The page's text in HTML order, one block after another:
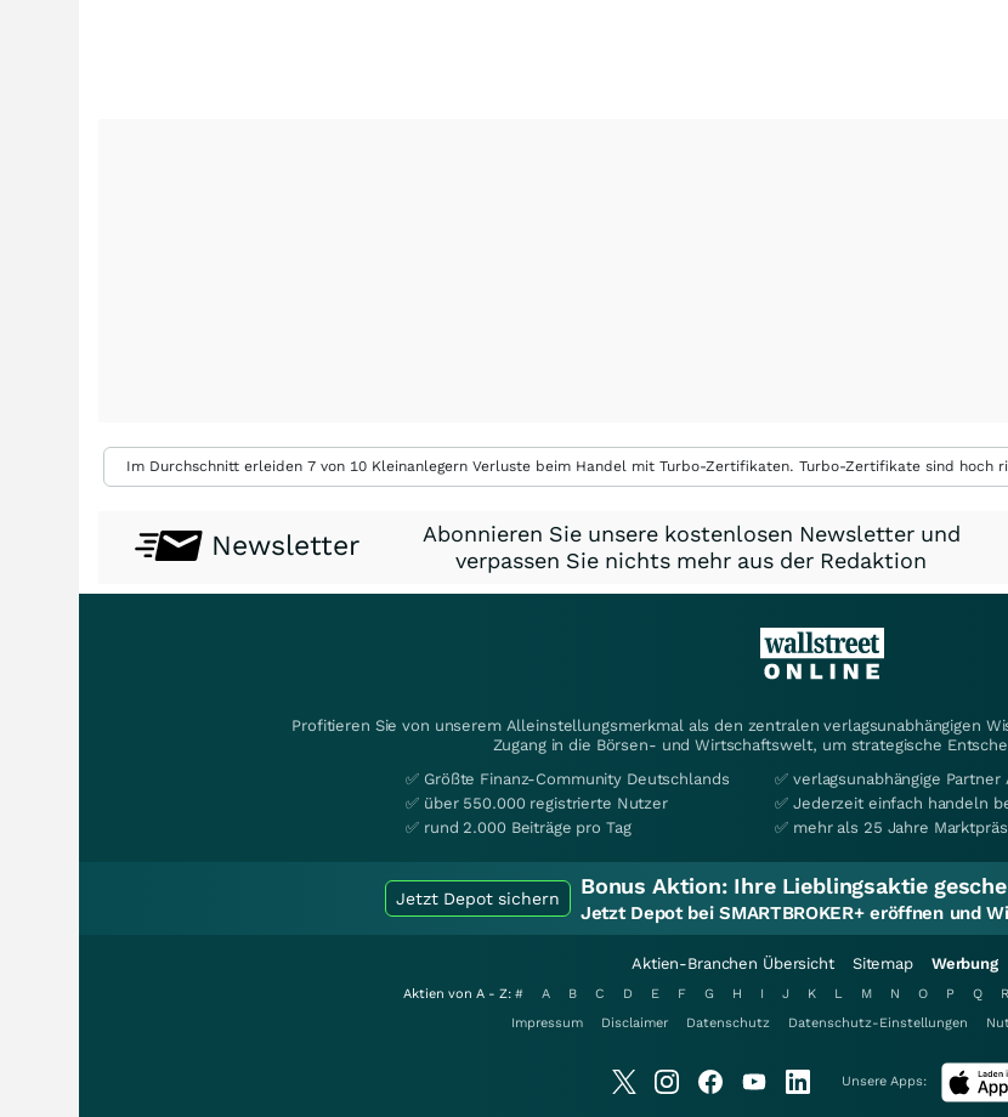
Im Durchschnitt erleiden 7 von 10 Kleinanlegern Verluste beim Handel mit Turbo-Zertifikaten. Turbo-Zertifikate sind hoch
Newsletter
Abonnieren Sie unsere kostenlosen Newsletter und
verpassen Sie nichts mehr aus der Redaktion
Profitieren Sie von unserem Alleinstellungsmerkmal als den zentralen verlagsunabhängigen
Zugang in die Börsen- und Wirtschaftswelt, um strategische
✅ Größte Finanz-Community Deutschlands
✅ über 550.000 registrierte Nutzer
✅ rund 2.000 Beiträge pro Tag
✅ verlagsunabhängige
✅ Jederzeit einfach handeln
✅ mehr als 25 Jahre
Jetzt Depot sichern Bonus Aktion: Ihre Lieblingsaktie
Jetzt Depot bei SMARTBROKER+ eröffnen und
Aktien-Branchen Übersicht Sitemap Werbung
Aktien von A - Z: # A B C D E F G H I J K L M N O P Q R
Impressum
Disclaimer Datenschutz Datenschutz-Einstellungen
Unsere Apps: